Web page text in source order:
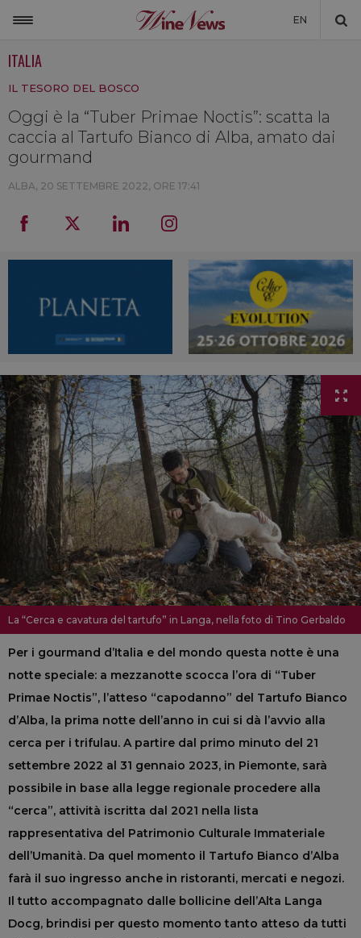
EN
NON SOLO VINO
LA CANTINA DI WINENEWS
DICONO DI NOI
ITALIA
IL TESORO DEL BOSCO
Oggi è la “Tuber Primae Noctis”: scatta la
caccia al Tartufo Bianco di Alba, amato dai
gourmand
ALBA, 20 SETTEMBRE 2022, ORE 17:41
La “Cerca e cavatura del tartufo” in Langa, nella foto di Tino Gerbaldo
Per i gourmand d’Italia e del mondo questa notte è una
notte speciale: a mezzanotte scocca l’ora di “Tuber
Primae Noctis”, l’atteso “capodanno” del Tartufo Bianco
d’Alba, la prima notte dell’anno in cui si dà l’avvio alla
cerca per i trifulau. A partire dal primo minuto del 21
settembre 2022 al 31 gennaio 2023, in Piemonte, sarà
possibile in base alla legge regionale procedere alla
“cerca”, attività iscritta dal 2021 nella lista
rappresentativa del Patrimonio Culturale Immateriale
dell’Umanità. Da quel momento il Tartufo Bianco d’Alba
farà il suo ingresso anche in ristoranti, mercati e negozi.
Il tutto accompagnato dalle bollicine dell’Alta Langa
Docg, brindisi per questo momento tanto atteso da tutti